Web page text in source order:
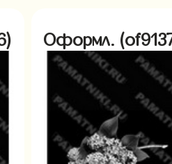
Оформл.